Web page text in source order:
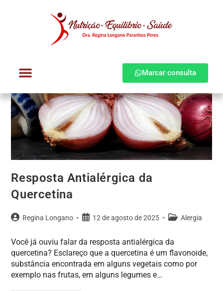
Marcar consulta
Resposta Antialérgica da
Quercetina
Regina Longano 12 de agosto de 2025 Alergia
Você já ouviu falar da resposta antialérgica da
quercetina? Esclareço que a quercetina é um flavonoide,
substância encontrada em alguns vegetais como por
exemplo nas frutas, em alguns legumes e…